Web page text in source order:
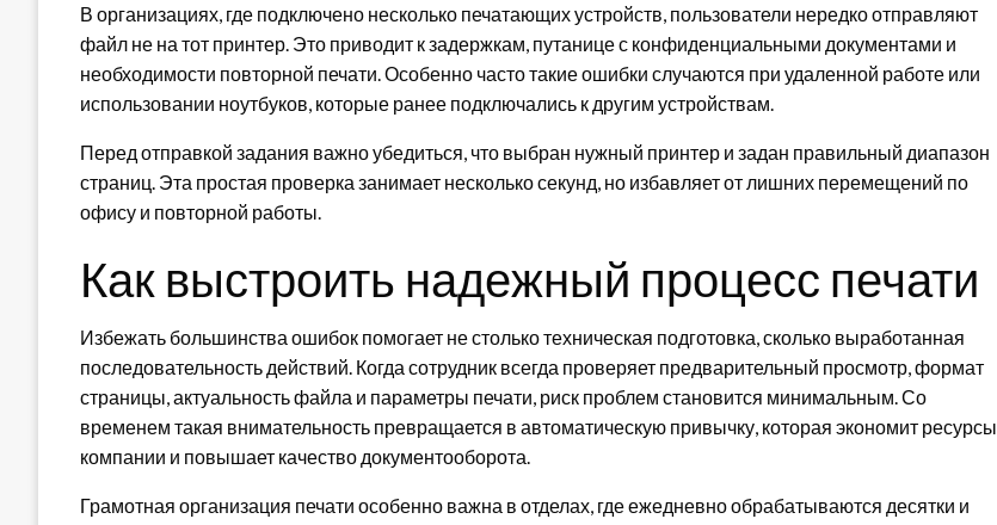
В организациях, где подключено несколько печатающих устройств, пользователи нередко отправляют
файл не на тот принтер. Это приводит к задержкам, путанице с конфиденциальными документами и
необходимости повторной печати. Особенно часто такие ошибки случаются при удаленной работе или
использовании ноутбуков, которые ранее подключались к другим устройствам.
Перед отправкой задания важно убедиться, что выбран нужный принтер и задан правильный диапазон
страниц. Эта простая проверка занимает несколько секунд, но избавляет от лишних перемещений по
офису и повторной работы.
Как выстроить надежный процесс печати
Избежать большинства ошибок помогает не столько техническая подготовка, сколько выработанная
последовательность действий. Когда сотрудник всегда проверяет предварительный просмотр, формат
страницы, актуальность файла и параметры печати, риск проблем становится минимальным. Со
временем такая внимательность превращается в автоматическую привычку, которая экономит ресурсы
компании и повышает качество документооборота.
Грамотная организация печати особенно важна в отделах, где ежедневно обрабатываются десятки и